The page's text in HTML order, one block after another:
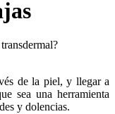
de la piel, y llegar a
sea una herramienta
y dolencias.